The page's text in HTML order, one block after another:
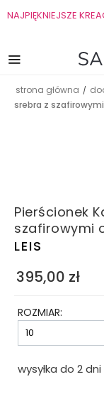
NAJPIĘKNIEJSZE
strona główna /
srebra z
Pierścionek
szafirowymi
LEIS
395,00 zł
ROZMIAR:
wysyłka do 2 dni